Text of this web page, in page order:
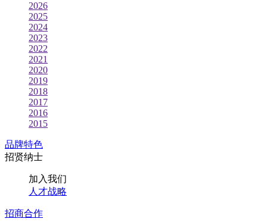
2026
2025
2024
2023
2022
2021
2020
2019
2018
2017
2016
2015
品牌特色
招贤纳士
加入我们
人才战略
招商合作